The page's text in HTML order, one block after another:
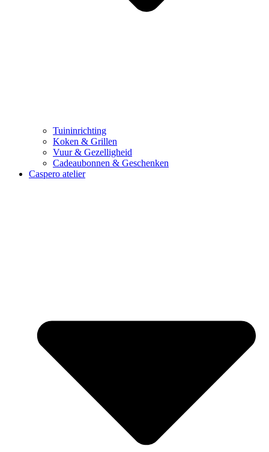
Tuininrichting
Koken & Grillen
Vuur & Gezelligheid
Cadeaubonnen & Geschenken
Caspero atelier